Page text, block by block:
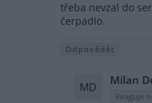
třeba nevzal do
čerpadlo.
Odpovědět
MD Milan
Reaguje